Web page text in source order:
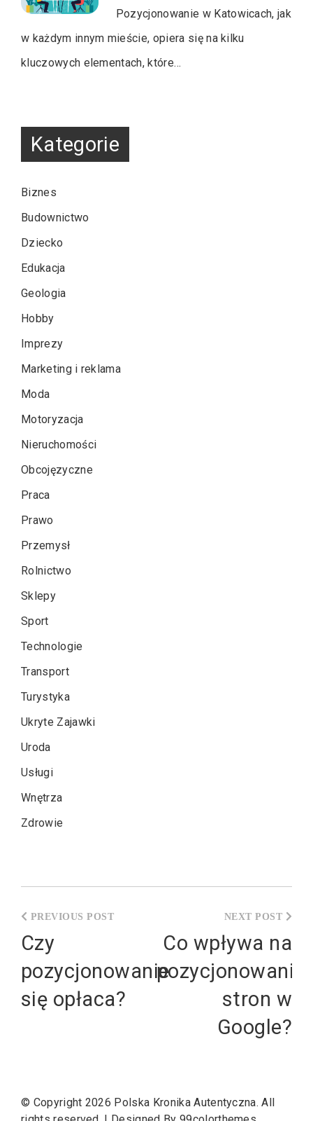
Pozycjonowanie w Katowicach, jak
w każdym innym mieście, opiera się na kilku
kluczowych elementach, które…
Kategorie
Biznes
Budownictwo
Dziecko
Edukacja
Geologia
Hobby
Imprezy
Marketing i reklama
Moda
Motoryzacja
Nieruchomości
Obcojęzyczne
Praca
Prawo
Przemysł
Rolnictwo
Sklepy
Sport
Technologie
Transport
Turystyka
Ukryte Zajawki
Uroda
Usługi
Wnętrza
Zdrowie
wpisu
Czy
pozycjonowanie
się opłaca?
Co wpływa na
pozycjonowanie
stron w
Google?
© Copyright 2026 Polska Kronika Autentyczna. All